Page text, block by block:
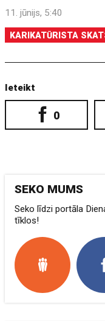
11. jūnijs, 5:40
KARIKATŪRISTA
Ieteikt
0
SEKO MUMS
Seko līdzi portāla
tīklos!